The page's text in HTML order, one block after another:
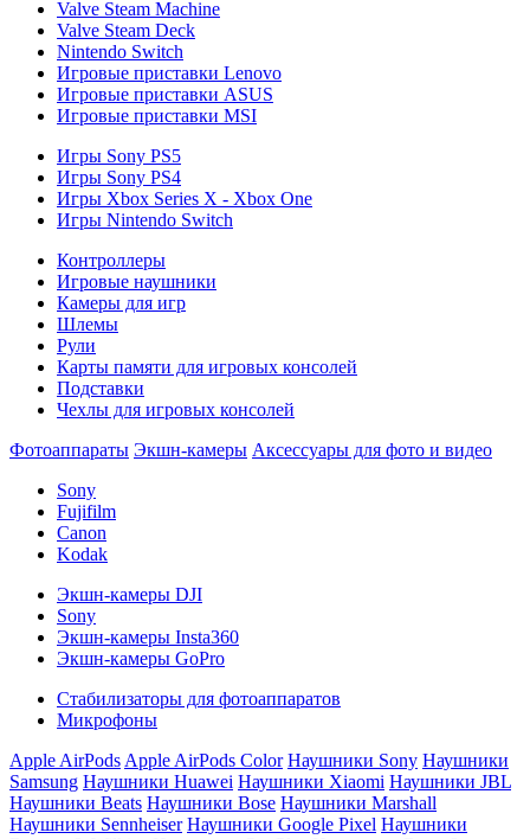
Valve Steam Machine
Valve Steam Deck
Nintendo Switch
Игровые приставки Lenovo
Игровые приставки ASUS
Игровые приставки MSI
Игры Sony PS5
Игры Sony PS4
Игры Xbox Series X - Xbox One
Игры Nintendo Switch
Контроллеры
Игровые наушники
Камеры для игр
Шлемы
Рули
Карты памяти для игровых консолей
Подставки
Чехлы для игровых консолей
Фотоаппараты Экшн-камеры Аксессуары для фото и видео
Sony
Fujifilm
Canon
Kodak
Экшн-камеры DJI
Sony
Экшн-камеры Insta360
Экшн-камеры GoPro
Стабилизаторы для фотоаппаратов
Микрофоны
Apple AirPods Apple AirPods Color Наушники Sony Наушники
Samsung Наушники Huawei Наушники Xiaomi Наушники JBL
Наушники Beats Наушники Bose Наушники Marshall
Наушники Sennheiser Наушники Google Pixel Наушники